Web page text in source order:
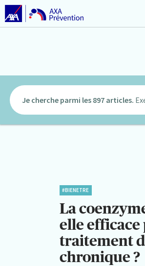
Je cherche parmi les 897 articles.
#BIENETRE
La
elle efficace
traitement
chronique ?